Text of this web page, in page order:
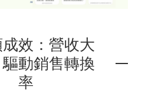
效：營收大
動銷售轉換
率